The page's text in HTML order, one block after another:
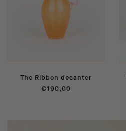
The Ribbon decanter
€190,00